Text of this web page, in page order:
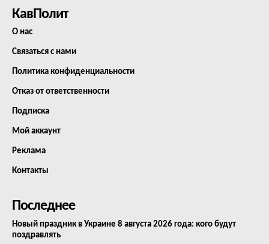
КавПолит
О нас
Связаться с нами
Политика конфиденциальности
Отказ от ответственности
Подписка
Мой аккаунт
Реклама
Контакты
Последнее
Новый праздник в Украине 8 августа 2026 года: кого будут
поздравлять